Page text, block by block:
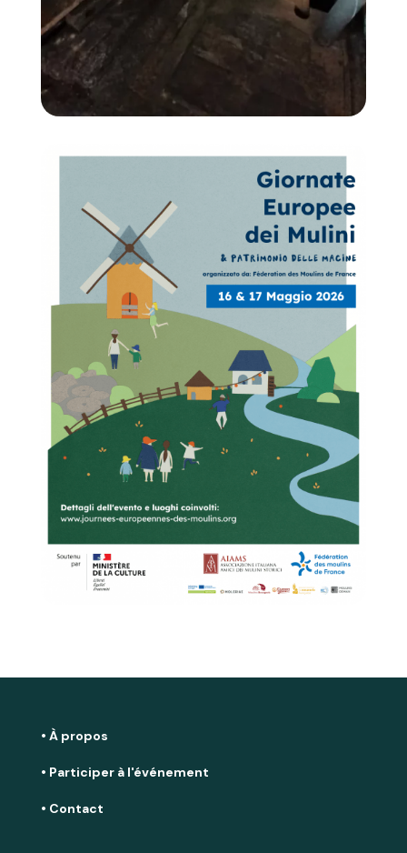
• À propos
• Participer à l'événement
• Contact